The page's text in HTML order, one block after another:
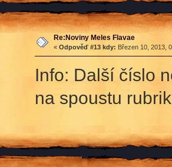
Re:Noviny Meles Flavae
« Odpověď #13 kdy: Březen 10, 2013,
Info: Další číslo
na spoustu